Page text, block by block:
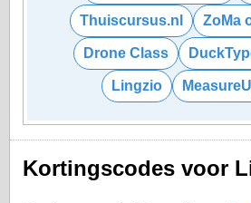
Thuiscursus.nl ZoMa
Drone Class
Lingzio
Kortingscodes voor